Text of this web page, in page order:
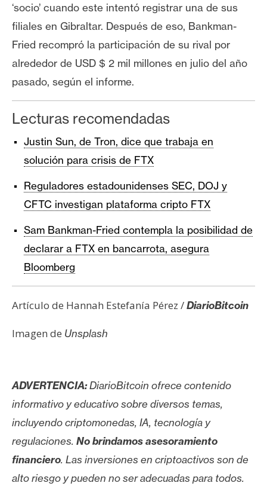
‘socio’ cuando este intentó registrar una de sus
filiales en Gibraltar. Después de eso, Bankman-
Fried recompró la participación de su rival por
alrededor de USD $ 2 mil millones en julio del año
pasado, según el informe.
Lecturas recomendadas
Justin Sun, de Tron, dice que trabaja en
solución para crisis de FTX
Reguladores estadounidenses SEC, DOJ y
CFTC investigan plataforma cripto FTX
Sam Bankman-Fried contempla la posibilidad de
declarar a FTX en bancarrota, asegura
Bloomberg
Artículo de Hannah Estefanía Pérez /DiarioBitcoin
Imagen de Unsplash
ADVERTENCIA:DiarioBitcoin ofrece contenido
informativo y educativo sobre diversos temas,
incluyendo criptomonedas, IA, tecnología y
regulaciones. No brindamos asesoramiento
financiero. Las inversiones en criptoactivos son de
alto riesgo y pueden no ser adecuadas para todos.